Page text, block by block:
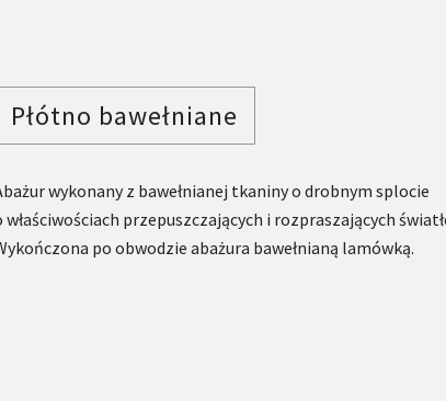
Płótno bawełniane
wykonany z bawełnianej tkaniny o drobnym splocie
właściwościach przepuszczających i rozpraszających
po obwodzie abażura bawełnianą lamówką.